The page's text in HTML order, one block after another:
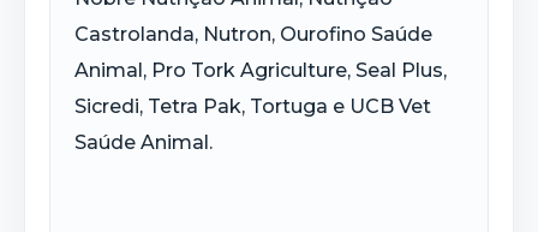
Castrolanda, Nutron, Ourofino Saúde
Animal, Pro Tork Agriculture, Seal Plus,
Sicredi, Tetra Pak, Tortuga e UCB Vet
Saúde Animal.